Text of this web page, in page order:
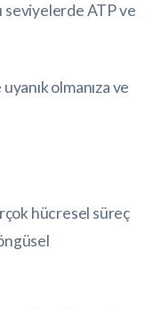
seviyelerde ATP ve
olmanıza ve
hücresel süreç